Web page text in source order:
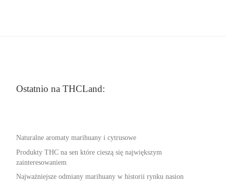
Ostatnio na THCLand:
Naturalne aromaty marihuany i cytrusowe
Produkty THC na sen które cieszą się największym
zainteresowaniem
Najważniejsze odmiany marihuany w historii rynku nasion